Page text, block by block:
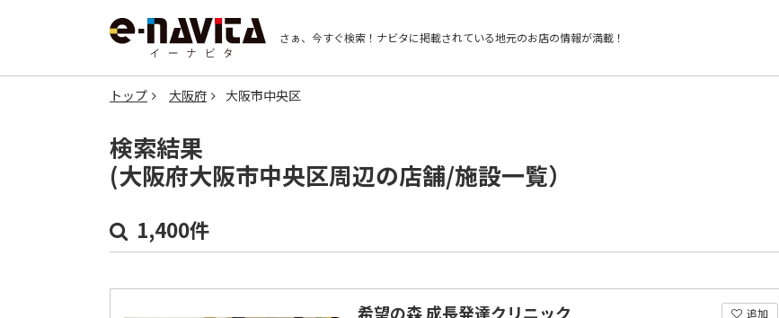
さぁ、今すぐ検索！ ナビタに掲載されている地元のお店の情報が満載！
トップ 大阪府 大阪市中央区
検索結果
(大阪府大阪市中央区周辺の店舗/施設一覧）
1,400件
追加
希望の森 成長発達クリニック